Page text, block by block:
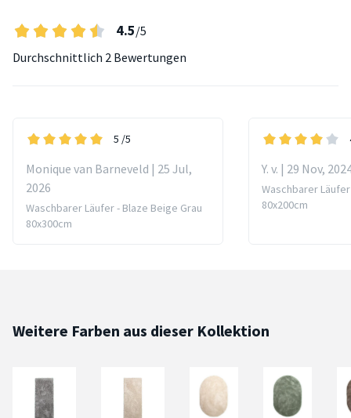
4.5/5
Durchschnittlich 2 Bewertungen
5 /5
Monique van Barneveld | 25 Jul,
2026
Waschbarer Läufer - Blaze Beige Grau
80x300cm
Y. v. | 29 Nov,
Waschbarer
80x200cm
Weitere Farben aus dieser Kollektion